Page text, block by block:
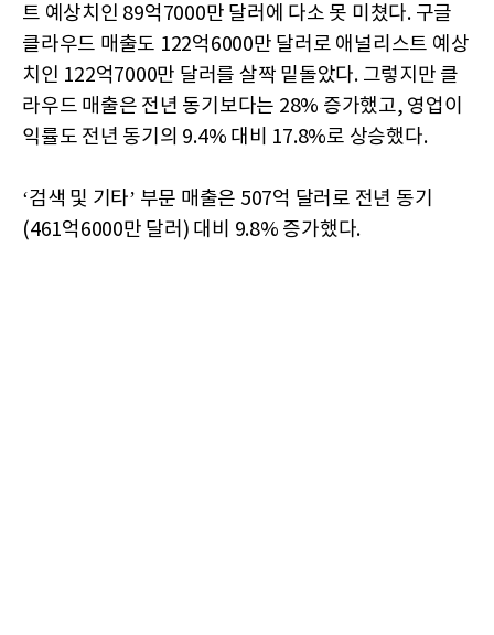
트 예상치인 89억7000만 달러에 다소 못 미쳤다. 구글
클라우드 매출도 122억6000만 달러로 애널리스트 예상
치인 122억7000만 달러를 살짝 밑돌았다. 그렇지만 클
라우드 매출은 전년 동기보다는 28% 증가했고, 영업이
익률도 전년 동기의 9.4% 대비 17.8%로 상승했다.
‘검색 및 기타’ 부문 매출은 507억 달러로 전년 동기
(461억6000만 달러) 대비 9.8% 증가했다.